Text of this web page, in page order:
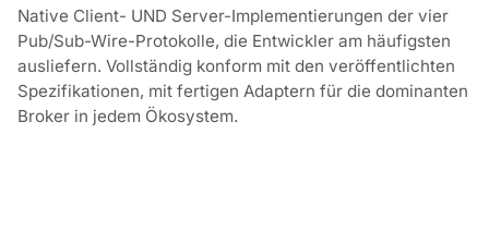
Native Client- UND Server-Implementierungen der vier
Pub/Sub-Wire-Protokolle, die Entwickler am häufigsten
ausliefern. Vollständig konform mit den veröffentlichten
Spezifikationen, mit fertigen Adaptern für die dominanten
Broker in jedem Ökosystem.